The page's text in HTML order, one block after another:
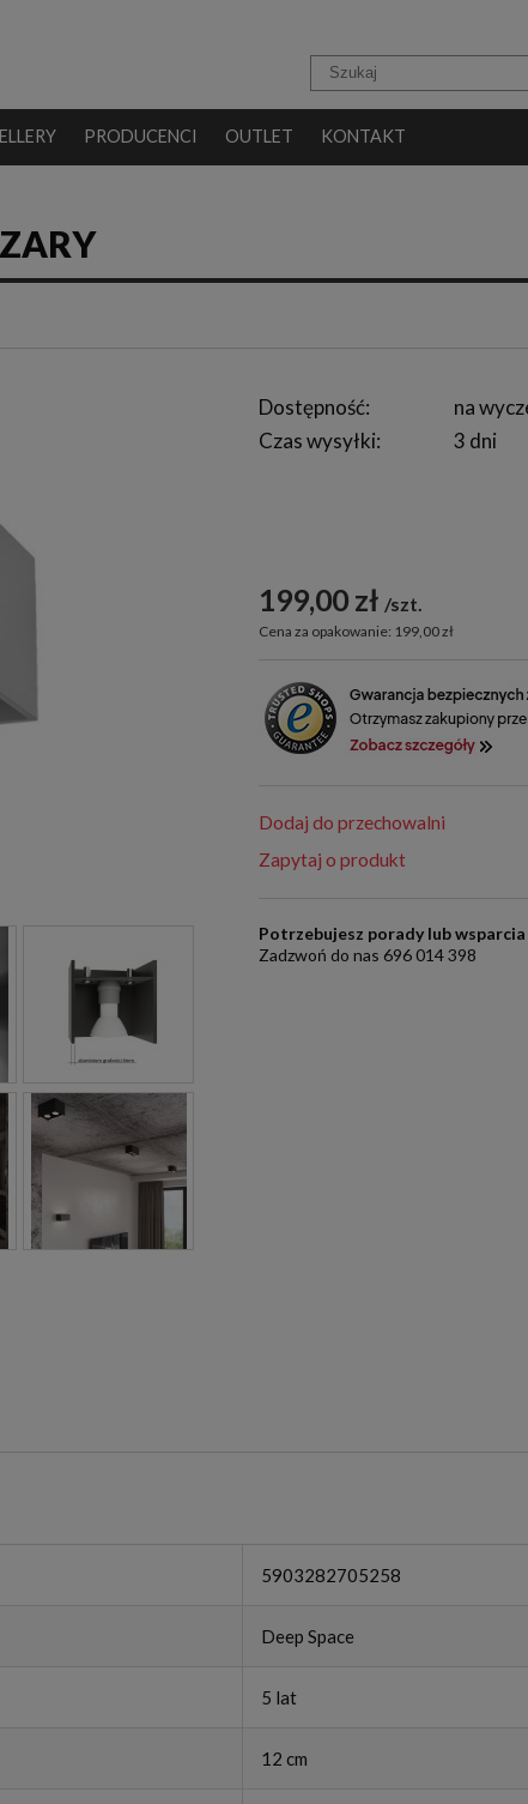
PRODUCENCI OUTLET KONTAKT
Dostępność:
na
Czas wysyłki:
3 dni
199,00 zł szt.
Cena za opakowanie: 199,00 zł
Dodaj do przechowalni
Zapytaj o produkt
Potrzebujesz porady lub wsparcia
Zadzwoń do nas 696 014 398
5903282705258
Deep Space
5 lat
12 cm